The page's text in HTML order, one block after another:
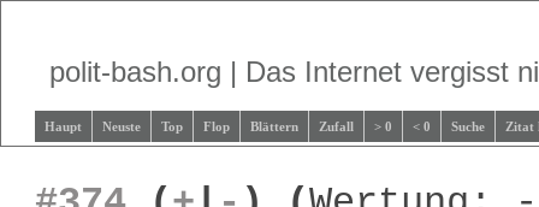
polit-bash.org | Das Internet vergisst
Haupt Neuste Top Flop Blättern Zufall > 0 < 0 Suche Zitat